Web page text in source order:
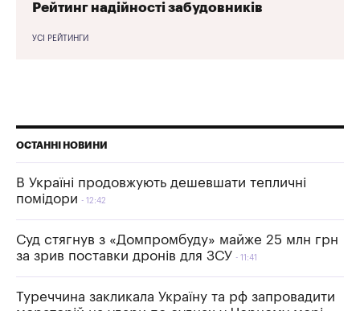
Рейтинг надійності забудовників
УСІ РЕЙТИНГИ
ОСТАННІ НОВИНИ
В Україні продовжують дешевшати тепличні
помідори
12:42
Суд стягнув з «Домпромбуду» майже 25 млн грн
за зрив поставки дронів для ЗСУ
11:41
Туреччина закликала Україну та рф запровадити